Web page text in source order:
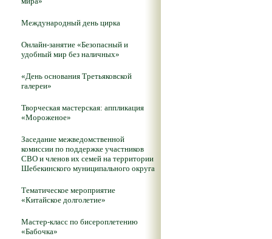
Международный день цирка
Онлайн-занятие «Безопасный и
удобный мир без наличных»
«День основания Третьяковской
галереи»
Творческая мастерская: аппликация
«Мороженое»
Заседание межведомственной
комиссии по поддержке участников
СВО и членов их семей на территории
Шебекинского муниципального округа
Тематическое мероприятие
«Китайское долголетие»
Мастер-класс по бисероплетению
«Бабочка»